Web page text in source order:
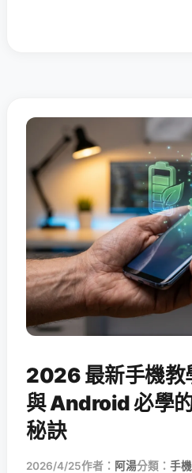
2026 最新手機教
與 Android 必學
秘訣
2026/4/25作者： 阿湯分類： 手